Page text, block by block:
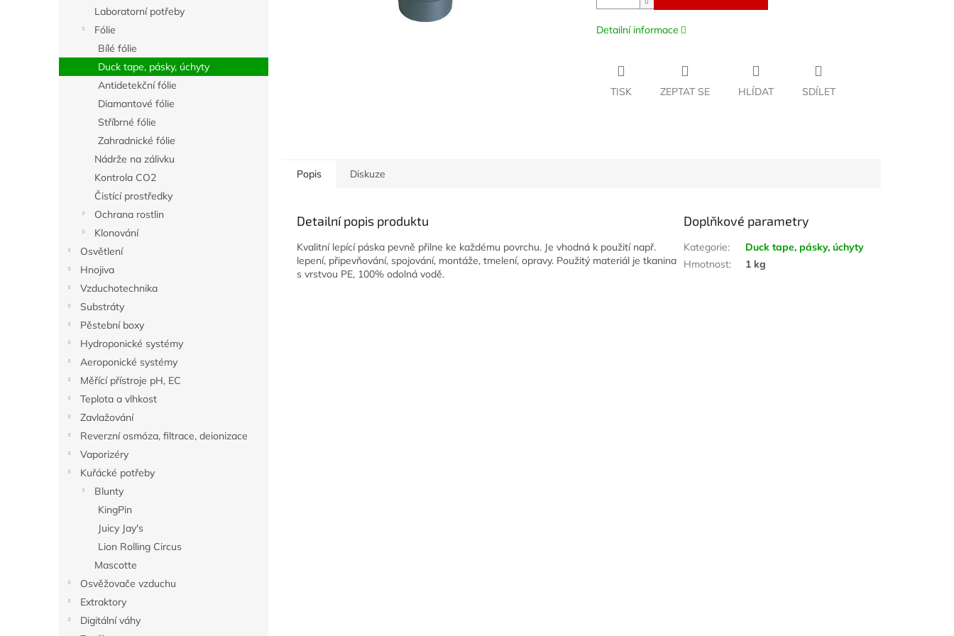
Laboratorní potřeby
Fólie
Bílé fólie
Duck tape, pásky, úchyty
Antidetekční fólie
Diamantové fólie
Stříbrné fólie
Zahradnické fólie
Nádrže na zálivku
Kontrola CO2
Čistící prostředky
Ochrana rostlin
Klonování
Osvětlení
Hnojiva
Vzduchotechnika
Substráty
Pěstební boxy
Hydroponické systémy
Aeroponické systémy
Měřící přístroje pH, EC
Teplota a vlhkost
Zavlažování
Reverzní osmóza, filtrace, deionizace
Vaporizéry
Kuřácké potřeby
Blunty
KingPin
Juicy Jay's
Lion Rolling Circus
Mascotte
Osvěžovače vzduchu
Extraktory
Digitální váhy
Detailní informace
TISK ZEPTAT SE HLÍDAT SDÍLET
Popis Diskuze
Detailní popis produktu
Kvalitní lepící páska pevně přilne ke každému povrchu. Je vhodná k použití např.
lepení, připevňování, spojování, montáže, tmelení, opravy. Použitý materiál je tkanina
s vrstvou PE, 100% odolná vodě.
Doplňkové parametry
Kategorie:
Duck tape, pásky, úchyty
Hmotnost: 1 kg